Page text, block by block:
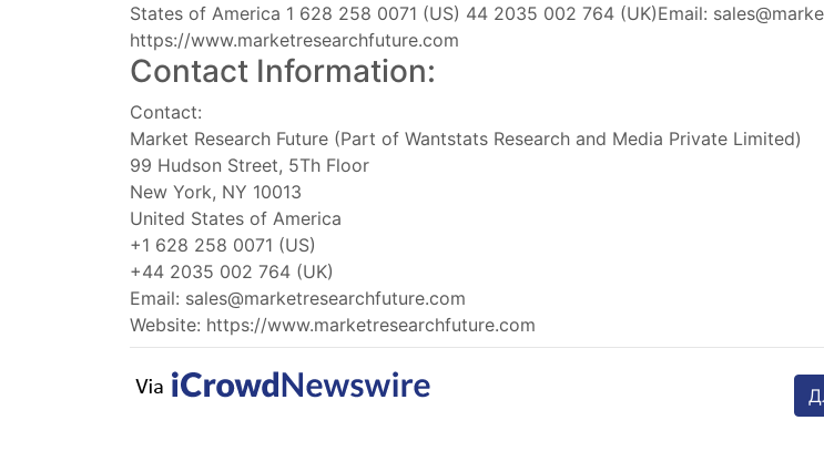
States of America 1 628 258 0071 (US) 44 2035 002 764 (UK)Email:
https://www.marketresearchfuture.com
Contact Information:
Contact:
Market Research Future (Part of Wantstats Research and Media Private Limited)
99 Hudson Street, 5Th Floor
New York, NY 10013
United States of America
+1 628 258 0071 (US)
+44 2035 002 764 (UK)
Email: sales@marketresearchfuture.com
Website: https://www.marketresearchfuture.com